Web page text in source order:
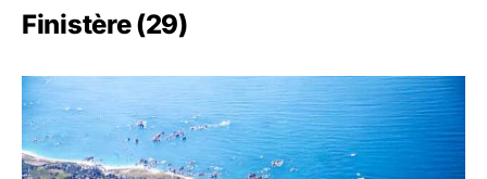
Finistère (29)